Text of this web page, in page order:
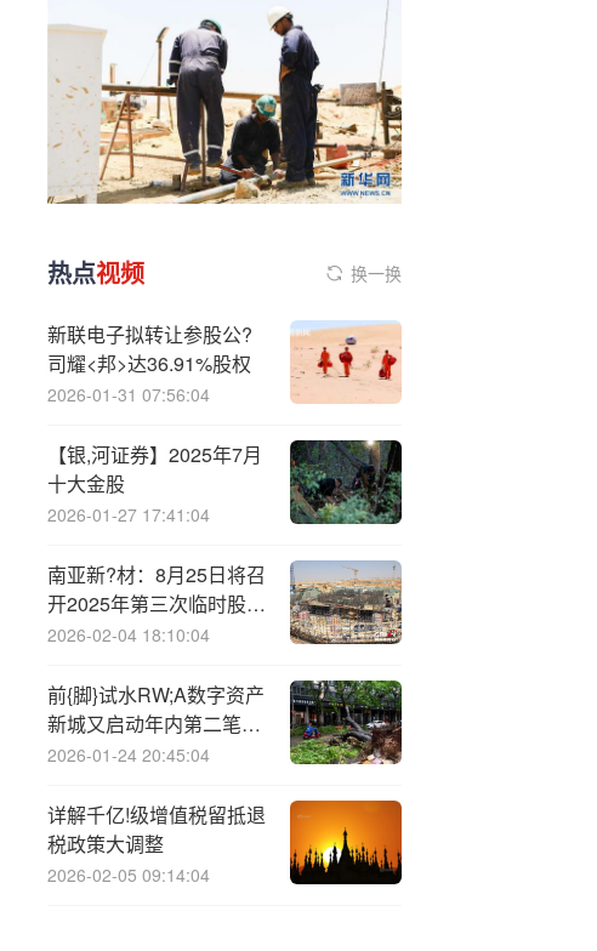
热点视频 换一换
新联电子拟转让参股公?
司耀<邦>达36.91%股权
2026-01-31 07:56:04
【银,河证券】2025年7月
十大金股
2026-01-27 17:41:04
南亚新?材：8月25日将召
开2025年第三次临时股东
大会
2026-02-04 18:10:04
前{脚}试水RW;A数字资产
新城又启动年内第二笔境
外融资
2026-01-24 20:45:04
详解千亿!级增值税留抵退
税政策大调整
2026-02-05 09:14:04